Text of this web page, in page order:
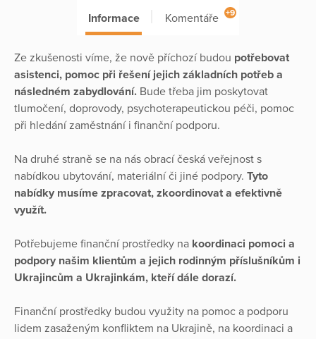
Informace Komentáře +9
Ze zkušenosti víme, že nově příchozí budou potřebovat
asistenci, pomoc při řešení jejich základních potřeb a
následném zabydlování. Bude třeba jim poskytovat
tlumočení, doprovody, psychoterapeutickou péči, pomoc
při hledání zaměstnání i finanční podporu.
Na druhé straně se na nás obrací česká veřejnost s
nabídkou ubytování, materiální či jiné podpory. Tyto
nabídky musíme zpracovat, zkoordinovat a efektivně
využít.
Potřebujeme finanční prostředky na koordinaci pomoci a
podpory našim klientům a jejich rodinným příslušníkům i
Ukrajincům a Ukrajinkám, kteří dále dorazí.
Finanční prostředky budou využity na pomoc a podporu
lidem zasaženým konfliktem na Ukrajině, na koordinaci a